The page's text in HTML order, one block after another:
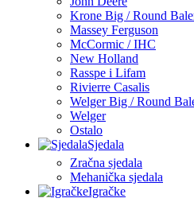
Krone Big / Round
Massey Ferguson
McCormic / IHC
New Holland
Rasspe i Lifam
Rivierre Casalis
Welger Big / Round
Welger
Ostalo
Sjedala
Zračna sjedala
Mehanička sjedala
Igračke